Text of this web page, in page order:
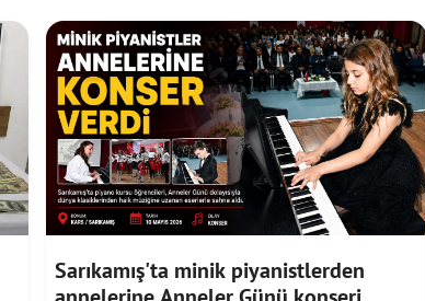
Sarıkamış'ta minik piyanistlerden